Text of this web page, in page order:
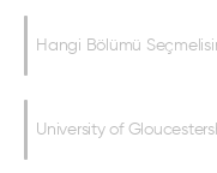
Hangi Bölümü
University of